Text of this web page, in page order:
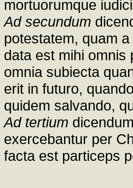
mortuorumque
Ad secundum
potestatem, quam
data est mihi omnis
omnia subiecta
erit in futuro,
quidem salvando,
Ad tertium
exercebantur per
facta est particeps